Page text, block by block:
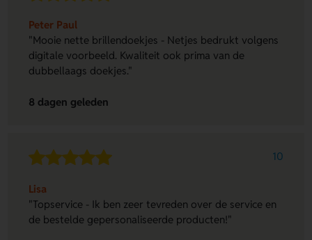
Peter Paul
"Mooie nette brillendoekjes - Netjes bedrukt volgens
digitale voorbeeld. Kwaliteit ook prima van de
dubbellaags doekjes."
8 dagen geleden
10
Lisa
"Topservice - Ik ben zeer tevreden over de service en
de bestelde gepersonaliseerde producten!"